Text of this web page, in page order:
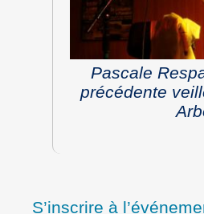
Pascale
précédente
S’inscrire à